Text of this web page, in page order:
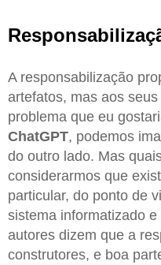
A responsabilização
artefatos, mas aos
problema que eu
ChatGPT, podemos
do outro lado. Mas
considerarmos que
particular, do ponto de
sistema informatizado
autores dizem que a
construtores, e boa